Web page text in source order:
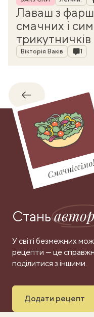
Лаваш з
смачних і
трикутничків
Автор
Вікторія Ваків 1
Назад
Стань
У світі безмежних
рецепти — це
поділитися з іншими.
Додати рецепт